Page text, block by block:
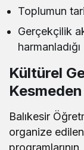
Toplumun
Gerçekçilik
harmanladığı
Kültürel
Balıkesir
organize edilen